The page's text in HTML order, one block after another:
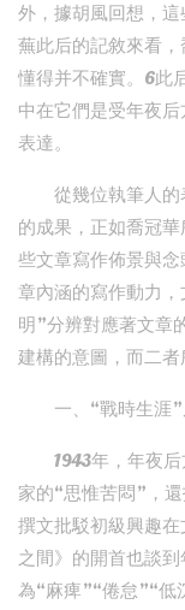
外，據胡風回想，
蕪此后的記敘來看
懂得并不確實。6此
中在它們是受年夜
表達。
從幾位執筆人
的成果，正如喬冠
些文章寫作佈景與
章內涵的寫作動力
明”分辨對應著文章
建構的意圖，而二者
一、“戰時生涯
1943年，年夜
家的“思惟苦悶”，
撰文批駁初級興趣
之間》的開首也談
為“麻痺”“倦怠”“低